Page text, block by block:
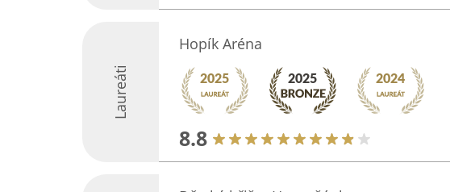
Laureáti
Hopík Aréna
8.8